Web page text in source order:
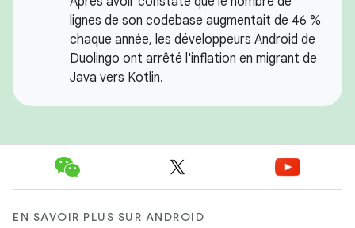
lignes de son codebase augmentait de 46 %
chaque année, les développeurs Android de
Duolingo ont arrêté l'inflation en migrant de
Java vers Kotlin.
EN SAVOIR PLUS SUR ANDROID